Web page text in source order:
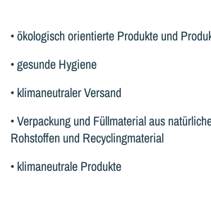
• ökologisch orientierte Produkte und
• gesunde Hygiene
• klimaneutraler Versand
• Verpackung und Füllmaterial aus
Rohstoffen und Recyclingmaterial
• klimaneutrale Produkte